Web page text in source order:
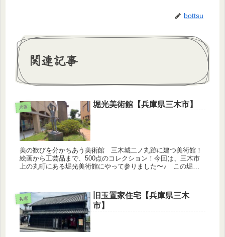
bottsu
関連記事
兵庫 堀光美術館【兵庫県三木市】
美の歓びを分かちあう美術館 三木城二ノ丸跡に建つ美術館！
絵画から工芸品まで、500点のコレクション！今回は、三木市
上の丸町にある堀光美術館にやって参りました〜♪ この堀光
兵庫
旧玉置家住宅【兵庫県三木
市】